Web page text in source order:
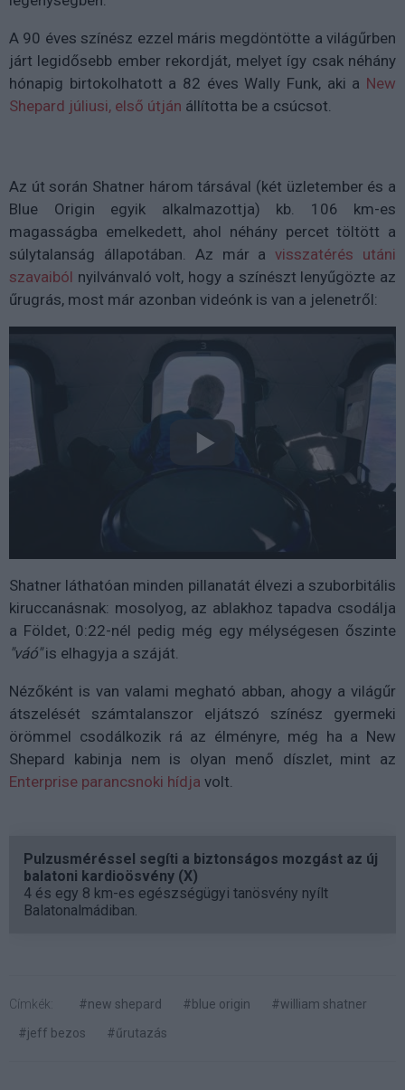
A 90 éves színész ezzel máris megdöntötte a világűrben
járt legidősebb ember rekordját, melyet így csak néhány
hónapig birtokolhatott a 82 éves Wally Funk, aki a New
Shepard júliusi, első útján állította be a csúcsot.
Az út során Shatner három társával (két üzletember és a
Blue Origin egyik alkalmazottja) kb. 106 km-es
magasságba emelkedett, ahol néhány percet töltött a
súlytalanság állapotában. Az már avisszatérés utáni
szavaiból nyilvánvaló volt, hogy a színészt lenyűgözte az
űrugrás, most már azonban videónk is van a jelenetről:
Shatner láthatóan minden pillanatát élvezi a szuborbitális
kiruccanásnak: mosolyog, az ablakhoz tapadva csodálja
a Földet, 0:22-nél pedig még egy mélységesen őszinte
"váó"is elhagyja a száját.
Nézőként is van valami megható abban, ahogy a világűr
átszelését számtalanszor eljátszó színész gyermeki
örömmel csodálkozik rá az élményre, még ha a New
Shepard kabinja nem is olyan menő díszlet, mint az
Enterprise parancsnoki hídja volt.
Pulzusméréssel segíti a biztonságos mozgást az új
balatoni kardioösvény (X)
4 és egy 8 km-es egészségügyi tanösvény nyílt
Balatonalmádiban.
Címkék: #new shepard #blue origin
#william shatner
#jeff bezos
#űrutazás